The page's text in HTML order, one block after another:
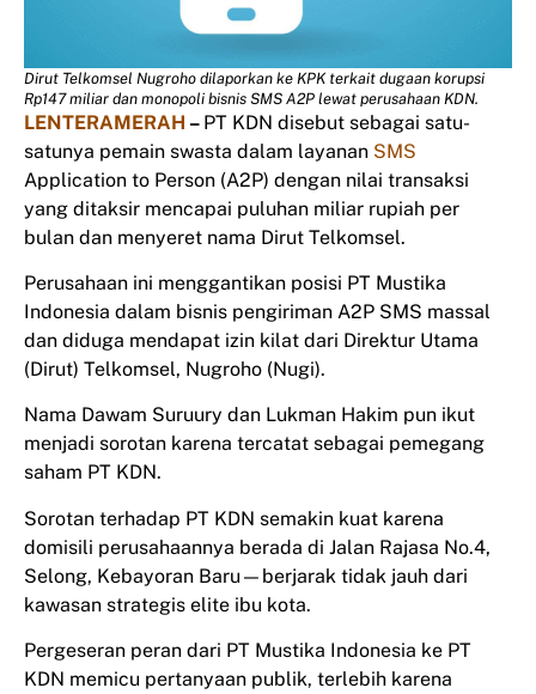
Dirut Telkomsel Nugroho dilaporkan ke KPK terkait dugaan korupsi
Rp147 miliar dan monopoli bisnis SMS A2P lewat perusahaan KDN.
LENTERAMERAH – PT KDN disebut sebagai satu-
satunya pemain swasta dalam layanan SMS
Application to Person (A2P) dengan nilai transaksi
yang ditaksir mencapai puluhan miliar rupiah per
bulan dan menyeret nama Dirut Telkomsel.
Perusahaan ini menggantikan posisi PT Mustika
Indonesia dalam bisnis pengiriman A2P SMS massal
dan diduga mendapat izin kilat dari Direktur Utama
(Dirut) Telkomsel, Nugroho (Nugi).
Nama Dawam Suruury dan Lukman Hakim pun ikut
menjadi sorotan karena tercatat sebagai pemegang
saham PT KDN.
Sorotan terhadap PT KDN semakin kuat karena
domisili perusahaannya berada di Jalan Rajasa No.4,
Selong, Kebayoran Baru—berjarak tidak jauh dari
kawasan strategis elite ibu kota.
Pergeseran peran dari PT Mustika Indonesia ke PT
KDN memicu pertanyaan publik, terlebih karena